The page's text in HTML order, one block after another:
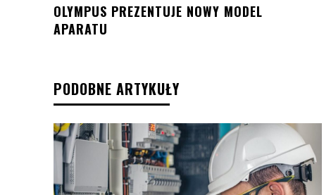
OLYMPUS PREZENTUJE NOWY MODEL
APARATU
PODOBNE ARTYKUŁY